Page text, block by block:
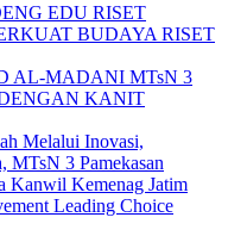
EDU RISET
BUDAYA RISET
AL-MADANI MTsN 3
KANIT
Melalui Inovasi,
MTsN 3 Pamekasan
Kanwil Kemenag Jatim
Leading Choice